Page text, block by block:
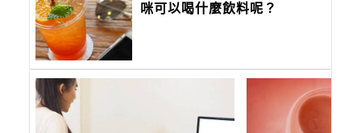
咪可以喝什麼飲料呢？